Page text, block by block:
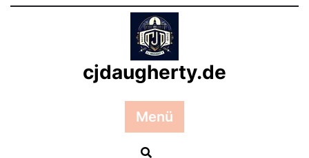
Zum
cjdaugherty.de
Menü